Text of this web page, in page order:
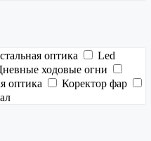
оптика
Led
ходовые огни
оптика
Коректор фар